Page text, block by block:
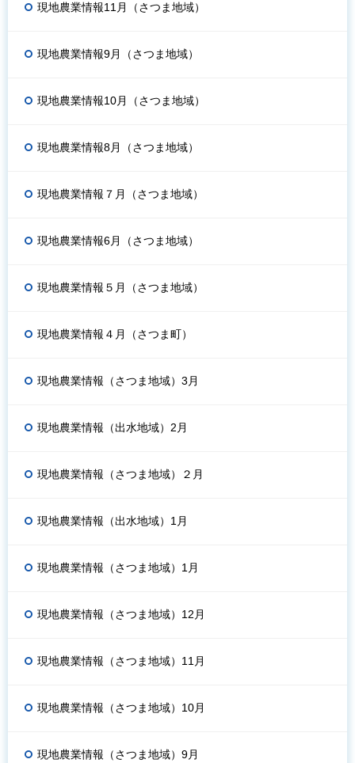
現地農業情報11月（さつま地域）
現地農業情報9月（さつま地域）
現地農業情報10月（さつま地域）
現地農業情報8月（さつま地域）
現地農業情報７月（さつま地域）
現地農業情報6月（さつま地域）
現地農業情報５月（さつま地域）
現地農業情報４月（さつま町）
現地農業情報（さつま地域）3月
現地農業情報（出水地域）2月
現地農業情報（さつま地域）２月
現地農業情報（出水地域）1月
現地農業情報（さつま地域）1月
現地農業情報（さつま地域）12月
現地農業情報（さつま地域）11月
現地農業情報（さつま地域）10月
現地農業情報（さつま地域）9月